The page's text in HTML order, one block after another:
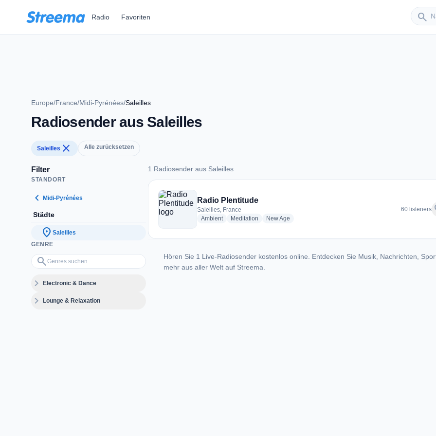
Radio Favoriten search
Sender
Europe/France/Midi-Pyrénées/Saleilles
Radiosender aus Saleilles
Saleilles close Alle zurücksetzen
Filter
STANDORT
chevron_left Midi-Pyrénées
Städte
location_on Saleilles
GENRE
search
Genres suchen…
expand_moreElectronic & Dance
expand_moreLounge & Relaxation
1 Radiosender aus Saleilles
1 Radiosender aus Saleilles
Radio Plentitude
Saleilles, France
Ambientradio stations
Meditation radio stations
New Age
60 listeners
Hören Sie 1 Live-Radiosender kostenlos online. Entdecken Sie Musik, Nachrichten,
mehr aus aller Welt auf Streema.